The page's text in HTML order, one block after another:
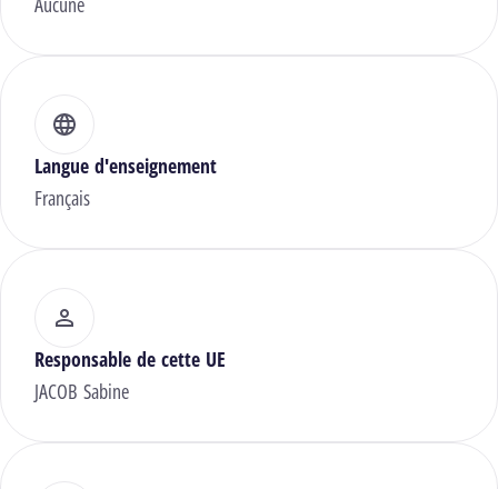
Langue d'enseignement
Français
Responsable de cette UE
JACOB Sabine